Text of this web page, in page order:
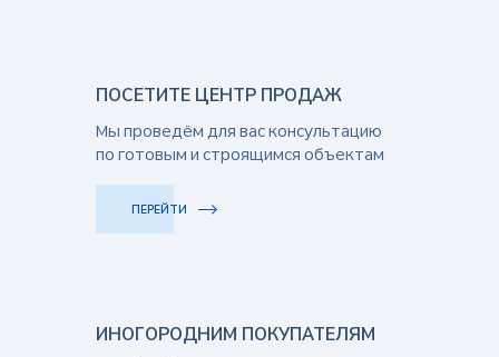
ПОСЕТИТЕ ЦЕНТР ПРОДАЖ
Мы проведём для вас консультацию
по готовым и строящимся объектам
ПЕРЕЙТИ
ИНОГОРОДНИМ ПОКУПАТЕЛЯМ